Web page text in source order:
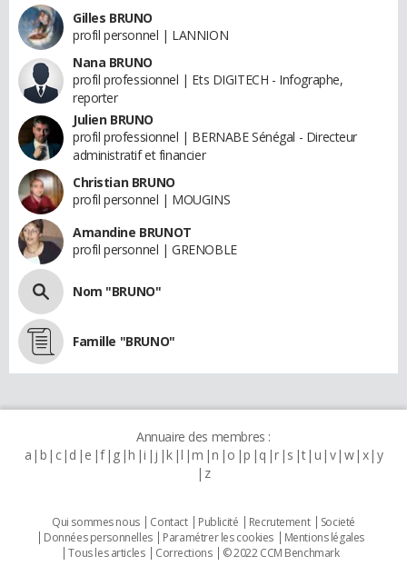
Gilles BRUNO
profil personnel | LANNION
Nana BRUNO
profil professionnel | Ets DIGITECH - Infographe,
reporter
Julien BRUNO
profil professionnel | BERNABE Sénégal - Directeur
administratif et financier
Christian BRUNO
profil personnel | MOUGINS
Amandine BRUNOT
profil personnel | GRENOBLE
Nom "BRUNO"
Famille "BRUNO"
Annuaire des membres :
a b c d e f g h i j k l m n o p q r s t u v w x y
z
Qui sommes nous Contact Publicité Recrutement
Societé
Données personnelles
Paramétrer les cookies
Mentions légales
Tous les articles
Corrections © 2022 CCM Benchmark